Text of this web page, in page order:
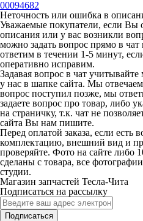
00094682
Неточность или ошибка в
Уважаемые покупатели, если Вы
описания или у вас возникли
можно задать вопрос прямо в
ответим в течении 1-5 минут,
оперативно исправим.
Задавая вопрос в чат
у нас в шапке сайта. Мы
вопрос поступил позже, мы
задаете вопрос про товар, либо
на страничку, т.к. чат не
сайта Вы нам пишите.
Перед оплатой заказа, если есть
комплектацию, внешний вид и
проверяйте. Фото на сайте либо
сделаны с товара, все
студии.
Магазин запчастей Тесла-Чита
Подписаться на рассылку
Подписаться